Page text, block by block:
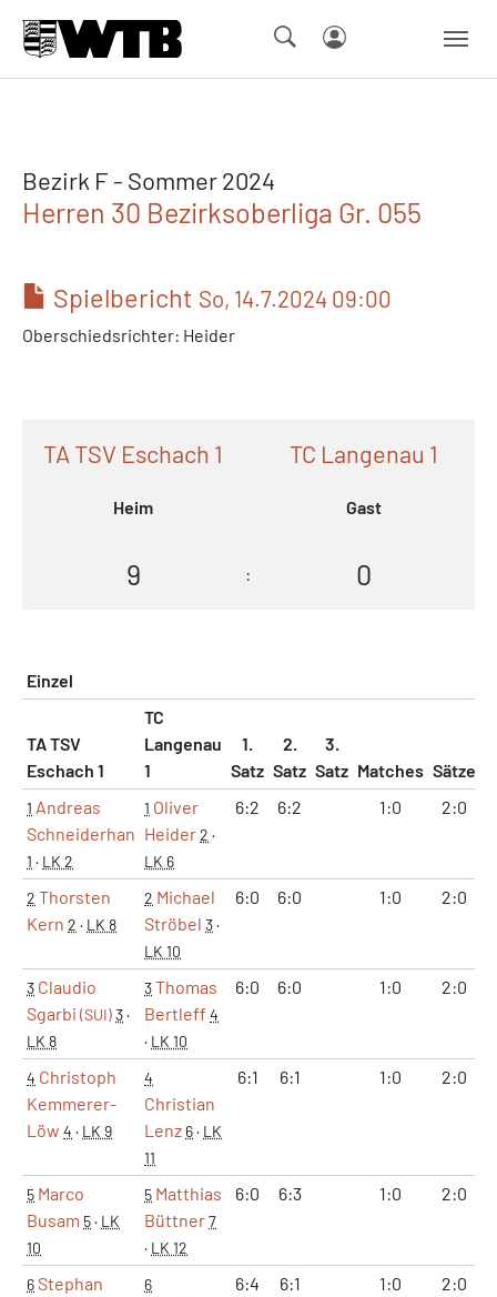
Bezirk F - Sommer 2024
Herren 30 Bezirksoberliga Gr. 055
Spielbericht So, 14.7.2024 09:00
Oberschiedsrichter: Heider
TA TSV Eschach 1
Heim
TC Langenau 1
Gast
9 : 0
Einzel
TA TSV
Eschach 1
TC
Langenau
1
1.
Satz
2.
Satz
3.
Satz Matches Sätze
1 Andreas
Schneiderhan
1 · LK 2
1 Oliver
Heider2 ·
LK 6
6:2 6:2 1:0 2:0
2 Thorsten
Kern 2 · LK 8
2 Michael
Ströbel 3·
LK 10
6:0 6:0 1:0 2:0
3 Claudio
Sgarbi (SUI)3·
LK 8
3Thomas
Bertleff 4
· LK 10
6:0 6:0 1:0 2:0
4 Christoph
Kemmerer-
Löw 4 · LK 9
4
Christian
Lenz 6· LK
11
6:1 6:1 1:0 2:0
5 Marco
Busam 5· LK
10
5 Matthias
Büttner7
· LK 12
6:0 6:3 1:0 2:0
6Stephan
6 6:4 6:1 1:0 2:0